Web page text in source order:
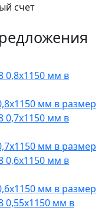
счет
мм в размер
мм в размер
мм в размер